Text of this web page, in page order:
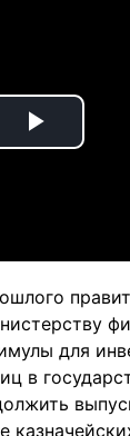
Play
для
в